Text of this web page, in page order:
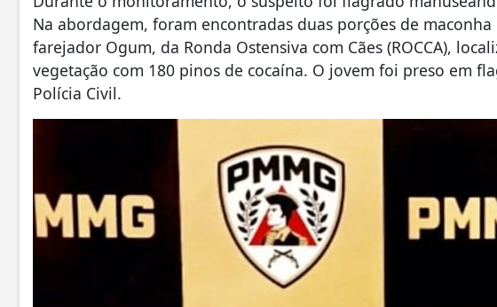
Na abordagem, foram encontradas duas porções de
farejador Ogum, da Ronda Ostensiva com Cães (ROCCA),
vegetação com 180 pinos de cocaína. O jovem foi preso em
Polícia Civil.